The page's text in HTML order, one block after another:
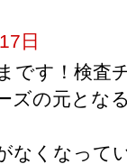
日
です！検査
ズの元とな
なくなって